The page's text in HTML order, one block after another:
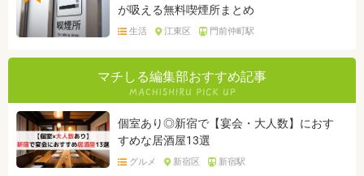
が吸える無料喫煙所まとめ
生活 江東区 門前仲町駅
マチしる編集部おすすめ記事
個室あり◎新宿で【宴会・大人数】におす
すめな居酒屋13選
グルメ 新宿区 新宿駅